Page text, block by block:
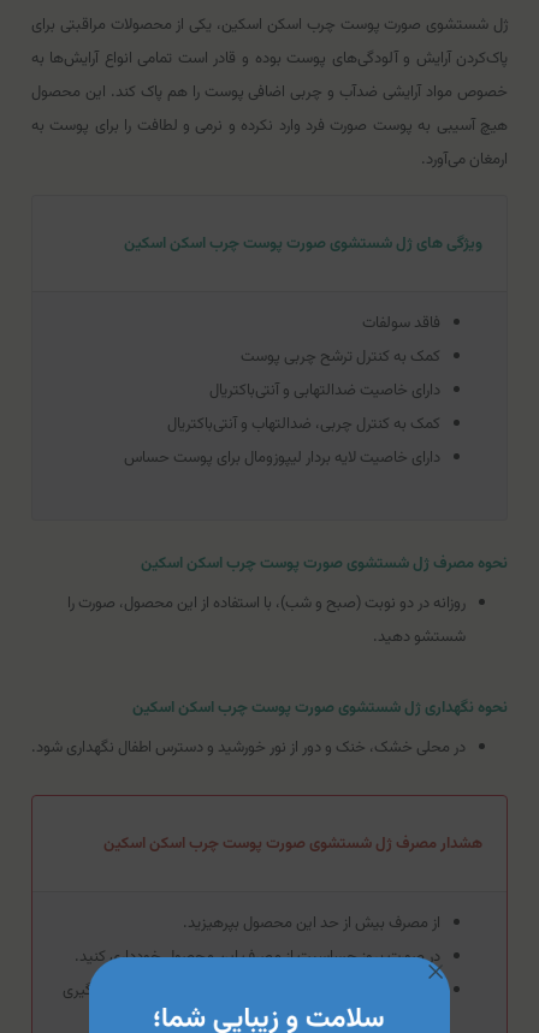
ژل شستشوی صورت پوست چرب اسکن اسکین، یکی از محصولات مراقبتی برای
پاک‌کردن آرایش و آلودگی‌های پوست بوده و قادر است تمامی انواع آرایش‌ها به
خصوص مواد آرایشی ضدآب و چربی اضافی پوست را هم پاک کند. این محصول
هیچ آسیبی به پوست صورت فرد وارد نکرده و نرمی و لطافت را برای پوست به
ارمغان می‌آورد.
ویژگی های ژل شستشوی صورت پوست چرب اسکن اسکین
فاقد سولفات
کمک به کنترل ترشح چربی پوست
دارای خاصیت ضدالتهابی و آنتی‌باکتریال
کمک به کنترل چربی، ضدالتهاب و آنتی‌باکتریال
دارای خاصیت لایه ‌بردار لیپوزومال برای پوست حساس
نحوه مصرف ژل شستشوی صورت پوست چرب اسکن اسکین
روزانه در دو نوبت (صبح و شب)، با استفاده از این محصول، صورت را
شستشو دهید.
نحوه نگهداری ژل شستشوی صورت پوست چرب اسکن اسکین
در محلی خشک، خنک و دور از نور خورشید و دسترس اطفال نگهداری شود.
هشدار مصرف ژل شستشوی صورت پوست چرب اسکن اسکین
از مصرف بیش از حد این محصول بپرهیزید.
در صورت بروز حساسیت از مصرف این محصول خودداری کنید.
از تماس این محصول با سطوح مخاطی، چشم‌ها و زخم جلوگیری